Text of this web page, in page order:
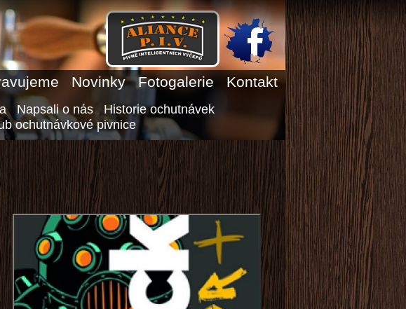
Novinky Fotogalerie Kontakt
Napsali o nás
Historie ochutnávek
ochutnávkové pivnice